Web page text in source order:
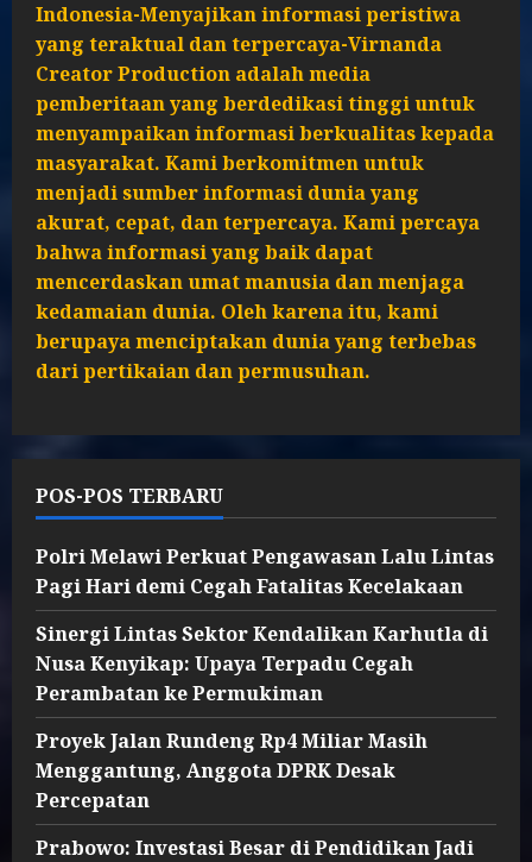
Indonesia-Menyajikan informasi peristiwa
yang teraktual dan terpercaya-Virnanda
Creator Production adalah media
pemberitaan yang berdedikasi tinggi untuk
menyampaikan informasi berkualitas kepada
masyarakat. Kami berkomitmen untuk
menjadi sumber informasi dunia yang
akurat, cepat, dan terpercaya. Kami percaya
bahwa informasi yang baik dapat
mencerdaskan umat manusia dan menjaga
kedamaian dunia. Oleh karena itu, kami
berupaya menciptakan dunia yang terbebas
dari pertikaian dan permusuhan.
POS-POS TERBARU
Polri Melawi Perkuat Pengawasan Lalu Lintas
Pagi Hari demi Cegah Fatalitas Kecelakaan
Sinergi Lintas Sektor Kendalikan Karhutla di
Nusa Kenyikap: Upaya Terpadu Cegah
Perambatan ke Permukiman
Proyek Jalan Rundeng Rp4 Miliar Masih
Menggantung, Anggota DPRK Desak
Percepatan
Prabowo: Investasi Besar di Pendidikan Jadi